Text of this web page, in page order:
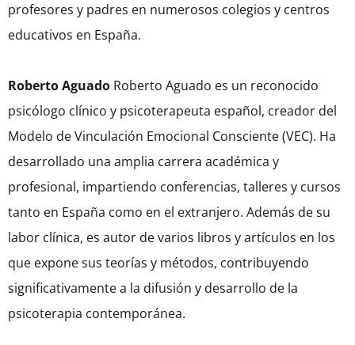
profesores y padres en numerosos colegios y centros
educativos en España.
Roberto Aguado Roberto Aguado es un reconocido
psicólogo clínico y psicoterapeuta español, creador del
Modelo de Vinculación Emocional Consciente (VEC). Ha
desarrollado una amplia carrera académica y
profesional, impartiendo conferencias, talleres y cursos
tanto en España como en el extranjero. Además de su
labor clínica, es autor de varios libros y artículos en los
que expone sus teorías y métodos, contribuyendo
significativamente a la difusión y desarrollo de la
psicoterapia contemporánea.